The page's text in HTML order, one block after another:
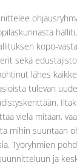
kopo-
sekä
lähes
tulevan
vielä mitään,
mihin suuntaan
Työryhmien
ja